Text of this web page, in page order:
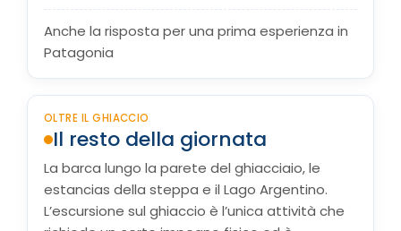
Anche la risposta per una prima esperienza in
Patagonia
OLTRE IL GHIACCIO
Il resto della giornata
La barca lungo la parete del ghiacciaio, le
estancias della steppa e il Lago Argentino.
L’escursione sul ghiaccio è l’unica attività che